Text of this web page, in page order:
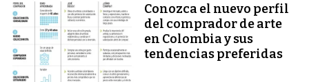
Conozca el nuevo perfil
del comprador de arte
en Colombia y sus
tendencias preferidas